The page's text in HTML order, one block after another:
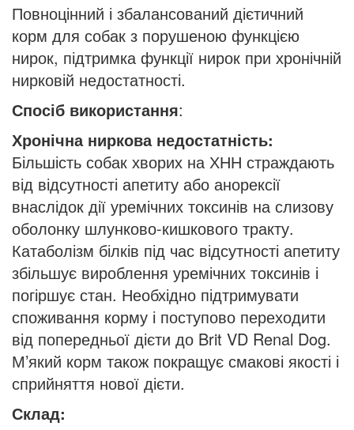
Повноцінний і збалансований дієтичний
корм для собак з порушеною функцією
нирок, підтримка функції нирок при хронічній
нирковій недостатності.
Спосіб використання:
Хронічна ниркова недостатність:
Більшість собак хворих на ХНН страждають
від відсутності апетиту або анорексії
внаслідок дії уремічних токсинів на слизову
оболонку шлунково-кишкового тракту.
Катаболізм білків під час відсутності апетиту
збільшує вироблення уремічних токсинів і
погіршує стан. Необхідно підтримувати
споживання корму і поступово переходити
від попередньої дієти до Brit VD Renal Dog.
М’який корм також покращує смакові якості і
сприйняття нової дієти.
Склад: